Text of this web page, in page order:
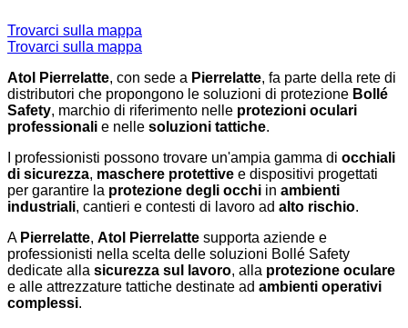
Trovarci sulla mappa
Trovarci sulla mappa
Atol Pierrelatte, con sede a Pierrelatte, fa parte della rete di
distributori che propongono le soluzioni di protezione Bollé
Safety, marchio di riferimento nelle protezioni oculari
professionali e nelle soluzioni tattiche.
I professionisti possono trovare un'ampia gamma di occhiali
di sicurezza, maschere protettive e dispositivi progettati
per garantire la protezione degli occhi in ambienti
industriali, cantieri e contesti di lavoro ad alto rischio.
A Pierrelatte, Atol Pierrelatte supporta aziende e
professionisti nella scelta delle soluzioni Bollé Safety
dedicate alla sicurezza sul lavoro, alla protezione oculare
e alle attrezzature tattiche destinate ad ambienti operativi
complessi.